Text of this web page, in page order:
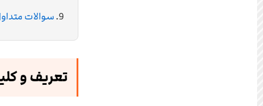
سوالات
تعریف و